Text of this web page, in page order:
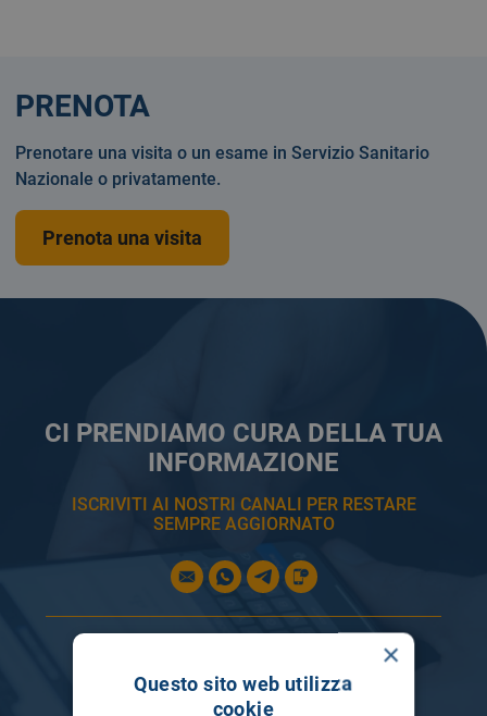
CI PRENDIAMO CURA DELLA TUA
INFORMAZIONE
ISCRIVITI AI NOSTRI CANALI PER RESTARE
SEMPRE AGGIORNATO
PRENOTA
Prenotare una visita o un esame in Servizio Sanitario
Nazionale o privatamente.
Prenota una visita
×
Questo sito web utilizza
cookie